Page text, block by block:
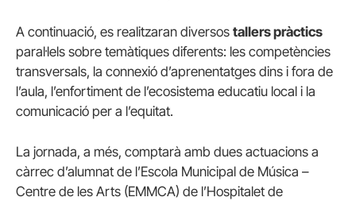
A continuació, es realitzaran diversos tallers pràctics
paral·lels sobre temàtiques diferents: les competències
transversals, la connexió d’aprenentatges dins i fora de
l’aula, l’enfortiment de l’ecosistema educatiu local i la
comunicació per a l’equitat.
La jornada, a més, comptarà amb dues actuacions a
càrrec d’alumnat de l’Escola Municipal de Música –
Centre de les Arts (EMMCA) de l’Hospitalet de